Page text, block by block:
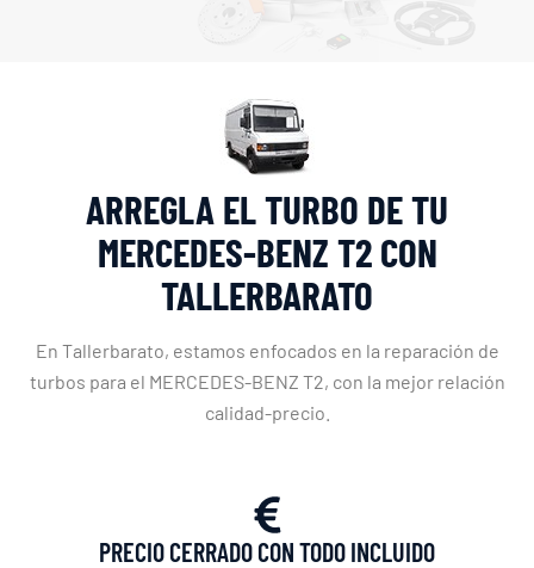
ARREGLA EL TURBO DE TU
MERCEDES-BENZ T2 CON
TALLERBARATO
En Tallerbarato, estamos enfocados en la reparación de
turbos para el MERCEDES-BENZ T2, con la mejor relación
calidad-precio.
PRECIO CERRADO CON TODO INCLUIDO